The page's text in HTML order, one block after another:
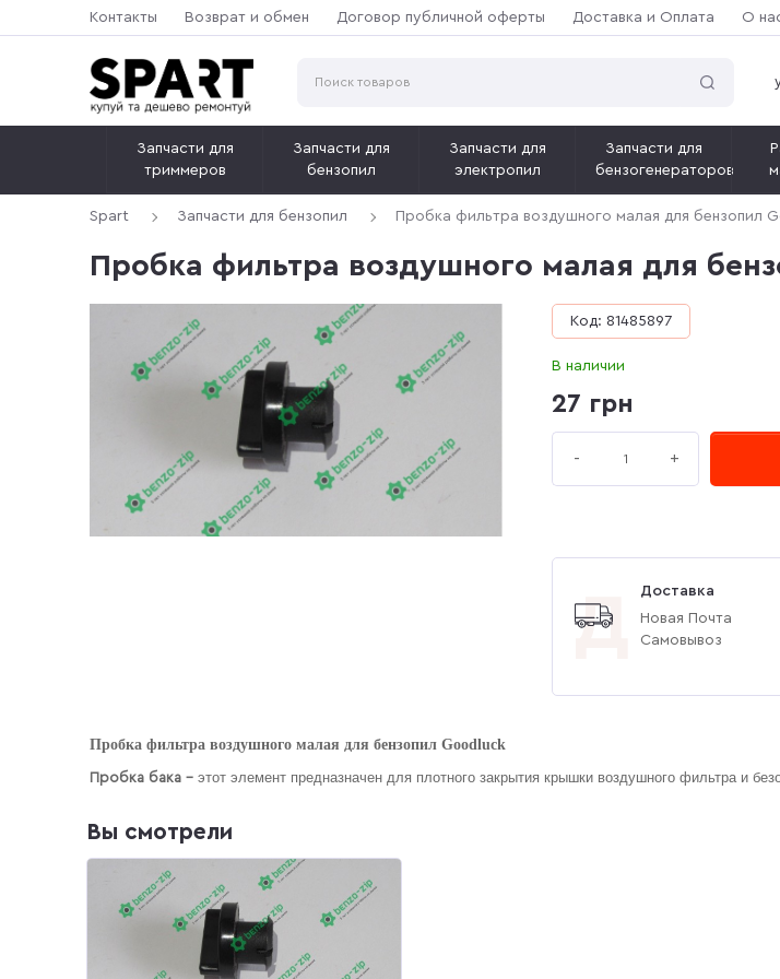
Контакты Возврат и обмен Договор публичной оферты Доставка и Оплата О
Запчасти для
триммеров
Запчасти для
бензопил
Запчасти для
электропил
Запчасти для
бензогенераторов
Spart Запчасти для бензопил Пробка фильтра воздушного малая для бензопил
Пробка фильтра воздушного малая для
Код: 81485897
В наличии
27 грн
- +
Д
Доставка
Новая Почта
Самовывоз
Пробка фильтра воздушного малая для бензопил Goodluck
Пробка бака – этот элемент предназначен для плотного закрытия крышки воздушного фильтра и
Вы смотрели